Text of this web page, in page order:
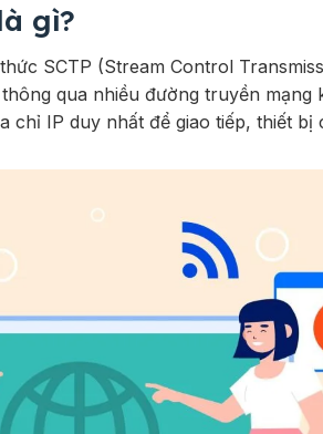
gì?
SCTP (Stream Control
qua nhiều đường truyền mạng
IP duy nhất để giao tiếp, thiết bị